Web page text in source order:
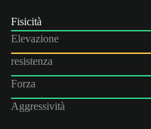
Fisicità
Elevazione
resistenza
Forza
Aggressività